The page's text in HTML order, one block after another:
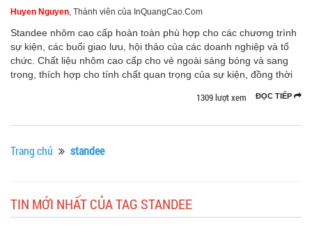
Huyen Nguyen, Thành viên của InQuangCao.Com
Standee nhôm cao cấp hoàn toàn phù hợp cho các chương trình
sự kiện, các buổi giao lưu, hội thảo của các doanh nghiệp và tổ
chức. Chất liệu nhôm cao cấp cho vẻ ngoài sáng bóng và sang
trọng, thích hợp cho tính chất quan trọng của sự kiện, đồng thời
ĐỌC TIẾP
1309 lượt xem
Trang chủ standee
TIN MỚI NHẤT CỦA TAG STANDEE